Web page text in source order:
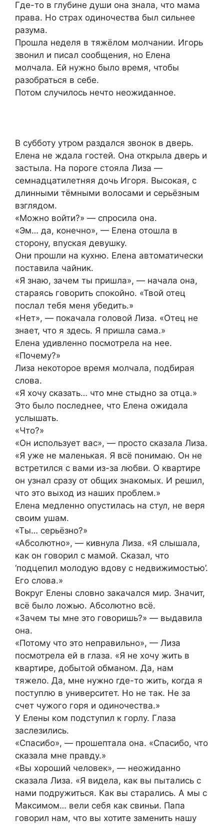
Где-то в глубине души она знала, что мама
права. Но страх одиночества был сильнее
разума.
Прошла неделя в тяжёлом молчании. Игорь
звонил и писал сообщения, но Елена
молчала. Ей нужно было время, чтобы
разобраться в себе.
Потом случилось нечто неожиданное.
В субботу утром раздался звонок в дверь.
Елена не ждала гостей. Она открыла дверь и
застыла. На пороге стояла Лиза —
семнадцатилетняя дочь Игоря. Высокая, с
длинными тёмными волосами и серьёзным
взглядом.
«Можно войти?» — спросила она.
«Эм… да, конечно», — Елена отошла в
сторону, впуская девушку.
Они прошли на кухню. Елена автоматически
поставила чайник.
«Я знаю, зачем ты пришла», — начала она,
стараясь говорить спокойно. «Твой отец
послал тебя меня убедить.»
«Нет», — покачала головой Лиза. «Отец не
знает, что я здесь. Я пришла сама.»
Елена удивленно посмотрела на нее.
«Почему?»
Лиза некоторое время молчала, подбирая
слова.
«Я хочу сказать… что мне стыдно за отца.»
Это было последнее, что Елена ожидала
услышать.
«Что?»
«Он использует вас», — просто сказала Лиза.
«Я уже не маленькая. Я всё понимаю. Он не
встретился с вами из-за любви. О квартире
он узнал сразу от общих знакомых. И решил,
что это выход из наших проблем.»
Елена медленно опустилась на стул, не веря
своим ушам.
«Ты… серьёзно?»
«Абсолютно», — кивнула Лиза. «Я слышала,
как он говорил с мамой. Сказал, что
‘подцепил молодую вдову с недвижимостью’.
Его слова.»
Вокруг Елены словно закачался мир. Значит,
всё было ложью. Абсолютно всё.
«Зачем ты мне это говоришь?» — выдавила
она.
«Потому что это неправильно», — Лиза
посмотрела ей в глаза. «Я не хочу жить в
квартире, добытой обманом. Да, нам
тяжело. Да, мне нужно где-то жить, когда я
поступлю в университет. Но не так. Не за
счет чужого горя и одиночества.»
У Елены ком подступил к горлу. Глаза
заслезились.
«Спасибо», — прошептала она. «Спасибо, что
сказала мне правду.»
«Вы хороший человек», — неожиданно
сказала Лиза. «Я видела, как вы пытались с
нами подружиться. Как вы старались. А мы с
Максимом… вели себя как свиньи. Папа
говорил нам, что вы хотите заменить нашу